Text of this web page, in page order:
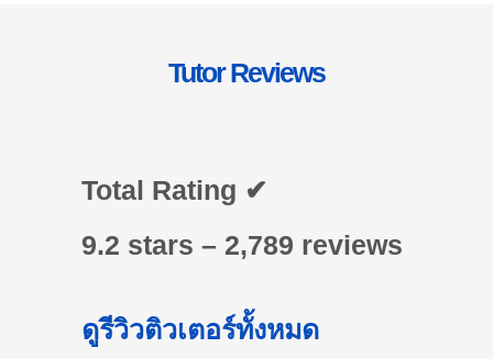
Tutor Reviews
Total Rating ✔
9.2 stars – 2,789 reviews
ดูรีวิวติวเตอร์ทั้งหมด